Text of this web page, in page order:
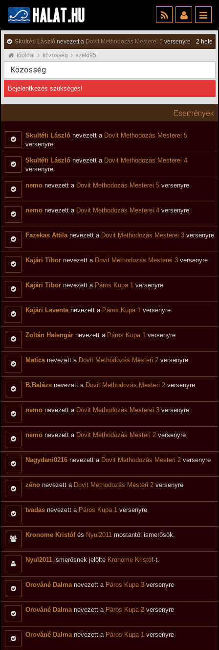
Skultéti László nevezett a Dovit Methodozás Mesterei 5 versenyre
2 hete
főoldal
közösség szeki95
Közösség
Bejelentkezés szükséges!
Események
Skultéti László nevezett a Dovit Methodozás Mesterei 5
versenyre
Skultéti László nevezett a Dovit Methodozás Mesterei 4
versenyre
nemo nevezett a Dovit Methodozás Mesterei 5 versenyre
nemo nevezett a Dovit Methodozás Mesterei 4 versenyre
Fazekas Attilanevezett a Dovit Methodozás Mesterei 3 versenyre
Kajári Tibor nevezett a Dovit Methodozás Mesterei 3 versenyre
Kajári Tibor nevezett a Páros Kupa 1 versenyre
Kajári Levente nevezett a Páros Kupa 1 versenyre
Zoltán Halengár nevezett a Páros Kupa 1 versenyre
Matics nevezett a Dovit Methodozás Mesteri 2 versenyre
B.Balázs nevezett a Dovit Methodozás Mesteri 2 versenyre
nemo nevezett a Dovit Methodozás Mesterei 3 versenyre
nemo nevezett a Dovit Methodozás Mesteri 2 versenyre
Nagydani0216 nevezett a Dovit Methodozás Mesteri 2 versenyre
zéno nevezett a Dovit Methodozás Mesteri 2 versenyre
tvadas nevezett a Páros Kupa 1 versenyre
Kronome Kristófés Nyul2011 mostantól ismerősök.
Nyul2011 ismerősnek jelölte Kronome Kristóf-t.
Orováné Dalma nevezett a Páros Kupa 3 versenyre
Orováné Dalma nevezett a Páros Kupa 2 versenyre
Orováné Dalma nevezett a Páros Kupa 1 versenyre